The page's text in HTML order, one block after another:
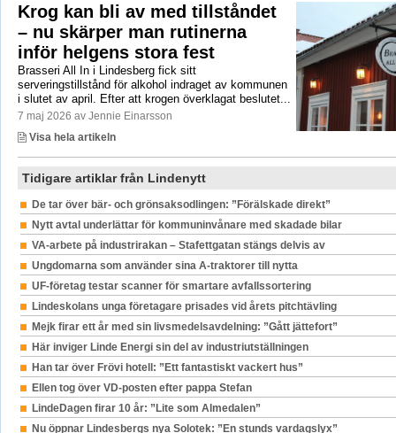
Krog kan bli av med tillståndet
– nu skärper man rutinerna
inför helgens stora fest
Brasseri All In i Lindesberg fick sitt
serveringstillstånd för alkohol indraget av kommunen
i slutet av april. Efter att krogen överklagat beslutet...
7 maj 2026 av Jennie Einarsson
Visa hela artikeln
Tidigare artiklar från Lindenytt
De tar över bär- och grönsaksodlingen: ”Förälskade direkt”
Nytt avtal underlättar för kommuninvånare med skadade bilar
VA-arbete på industrirakan – Stafettgatan stängs delvis av
Ungdomarna som använder sina A-traktorer till nytta
UF-företag testar scanner för smartare avfallssortering
Lindeskolans unga företagare prisades vid årets pitchtävling
Mejk firar ett år med sin livsmedelsavdelning: ”Gått jättefort”
Här inviger Linde Energi sin del av industriutställningen
Han tar över Frövi hotell: ”Ett fantastiskt vackert hus”
Ellen tog över VD-posten efter pappa Stefan
LindeDagen firar 10 år: ”Lite som Almedalen”
Nu öppnar Lindesbergs nya Solotek: ”En stunds vardagslyx”